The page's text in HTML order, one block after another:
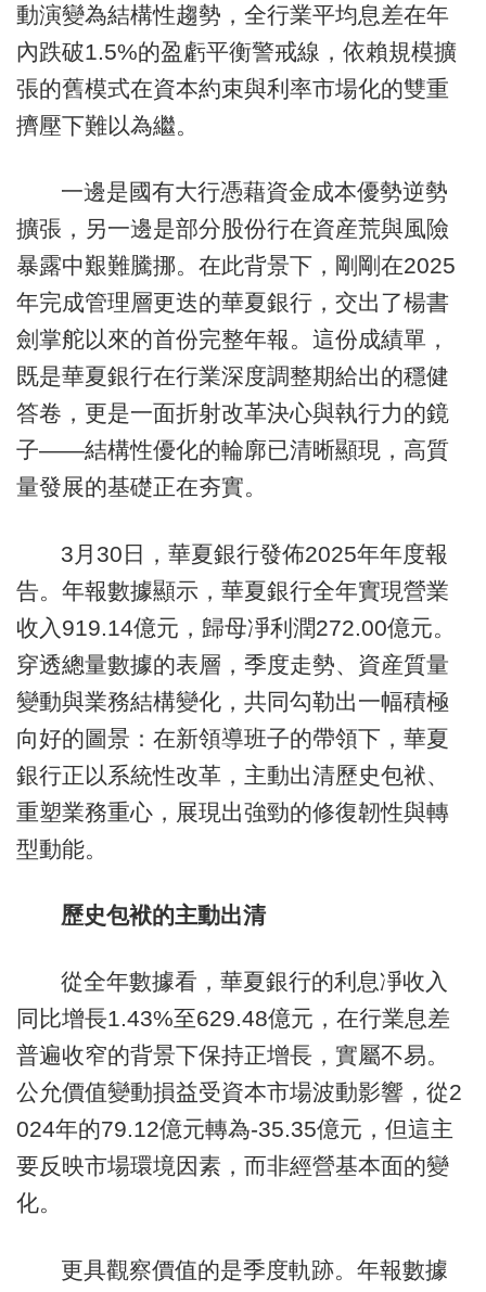
動演變為結構性趨勢，全行業平均息差在年
內跌破1.5%的盈虧平衡警戒線，依賴規模擴
張的舊模式在資本約束與利率市場化的雙重
擠壓下難以為繼。
一邊是國有大行憑藉資金成本優勢逆勢
擴張，另一邊是部分股份行在資産荒與風險
暴露中艱難騰挪。在此背景下，剛剛在2025
年完成管理層更迭的華夏銀行，交出了楊書
劍掌舵以來的首份完整年報。這份成績單，
既是華夏銀行在行業深度調整期給出的穩健
答卷，更是一面折射改革決心與執行力的鏡
子——結構性優化的輪廓已清晰顯現，高質
量發展的基礎正在夯實。
3月30日，華夏銀行發佈2025年年度報
告。年報數據顯示，華夏銀行全年實現營業
收入919.14億元，歸母凈利潤272.00億元。
穿透總量數據的表層，季度走勢、資産質量
變動與業務結構變化，共同勾勒出一幅積極
向好的圖景：在新領導班子的帶領下，華夏
銀行正以系統性改革，主動出清歷史包袱、
重塑業務重心，展現出強勁的修復韌性與轉
型動能。
歷史包袱的主動出清
從全年數據看，華夏銀行的利息凈收入
同比增長1.43%至629.48億元，在行業息差
普遍收窄的背景下保持正增長，實屬不易。
公允價值變動損益受資本市場波動影響，從2
024年的79.12億元轉為-35.35億元，但這主
要反映市場環境因素，而非經營基本面的變
化。
更具觀察價值的是季度軌跡。年報數據